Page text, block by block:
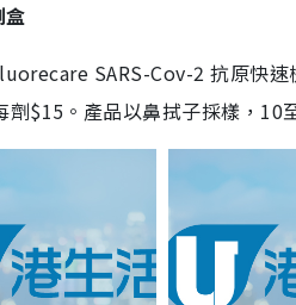
SARS-Cov-2 抗原快
$15。產品以鼻拭子採樣，10